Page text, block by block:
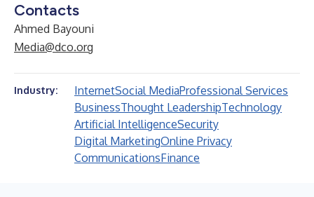
Contacts
Ahmed Bayouni
Media@dco.org
Industry: InternetSocial MediaProfessional Services
BusinessThought LeadershipTechnology
Artificial IntelligenceSecurity
Digital MarketingOnline Privacy
CommunicationsFinance